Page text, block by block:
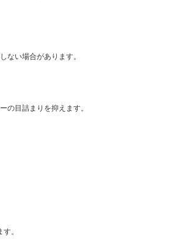
ない場合があります。
の目詰まりを抑えます。
。